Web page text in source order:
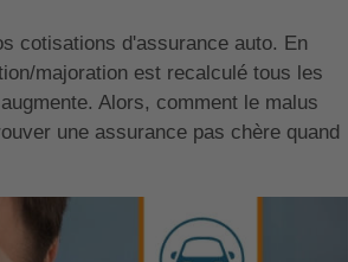
cotisations d'assurance auto. En
majoration est recalculé tous les
Alors, comment le malus
une assurance pas chère quand